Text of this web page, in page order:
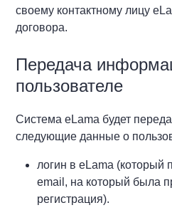
своему контактному лицу
договора.
Передача
пользователе
Система eLama будет
следующие данные о
логин в eLama (который
email, на который была
регистрация).